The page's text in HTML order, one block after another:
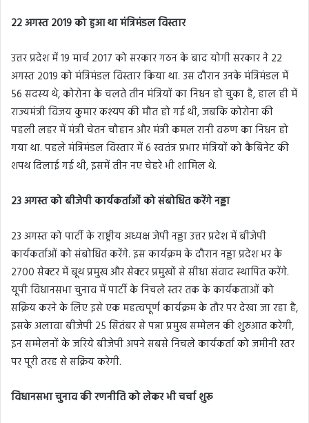
22 अगस्त 2019 को हुआ था मंत्रिमंडल विस्तार
उत्तर प्रदेश में 19 मार्च 2017 को सरकार गठन के बाद योगी सरकार ने 22
अगस्त 2019 को मंत्रिमंडल विस्तार किया था. उस दौरान उनके मंत्रिमंडल में
56 सदस्य थे, कोरोना के चलते तीन मंत्रियों का निधन हो चुका है, हाल ही में
राज्यमंत्री विजय कुमार कश्यप की मौत हो गई थी, जबकि कोरोना की
पहली लहर में मंत्री चेतन चौहान और मंत्री कमल रानी वरुण का निधन हो
गया था. पहले मंत्रिमंडल विस्तार में 6 स्वतंत्र प्रभार मंत्रियों को कैबिनेट की
शपथ दिलाई गई थी, इसमें तीन नए चेहरे भी शामिल थे.
23 अगस्त को बीजेपी कार्यकर्ताओं को संबोधित करेंगे नड्डा
23 अगस्त को पार्टी के राष्ट्रीय अध्यक्ष जेपी नड्डा उत्तर प्रदेश में बीजेपी
कार्यकर्ताओं को संबोधित करेंगे. इस कार्यक्रम के दौरान नड्डा प्रदेश भर के
2700 सेक्टर में बूथ प्रमुख और सेक्टर प्रमुखों से सीधा संवाद स्थापित करेंगे.
यूपी विधानसभा चुनाव में पार्टी के निचले स्तर तक के कार्यकताओं को
सक्रिय करने के लिए इसे एक महत्वपूर्ण कार्यक्रम के तौर पर देखा जा रहा है,
इसके अलावा बीजेपी 25 सितंबर से पन्ना प्रमुख सम्मेलन की शुरुआत करेगी,
इन सम्मेलनों के जरिये बीजेपी अपने सबसे निचले कार्यकर्ता को जमीनी स्तर
पर पूरी तरह से सक्रिय करेगी.
विधानसभा चुनाव की रणनीति को लेकर भी चर्चा शुरू